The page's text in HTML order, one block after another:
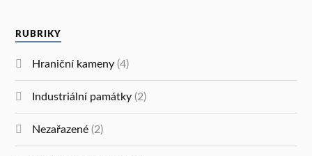
RUBRIKY
Hraniční kameny (4)
Industriální památky (2)
Nezařazené (2)